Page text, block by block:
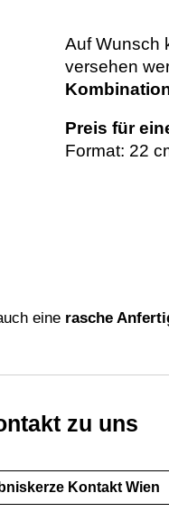
Auf Wunsch
versehen
Preis für
Format: 22
eine rasche
zu uns
Kontakt Wien